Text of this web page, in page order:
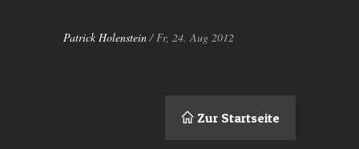
Patrick Holenstein / Fr, 24. Aug 2012
Zur Startseite